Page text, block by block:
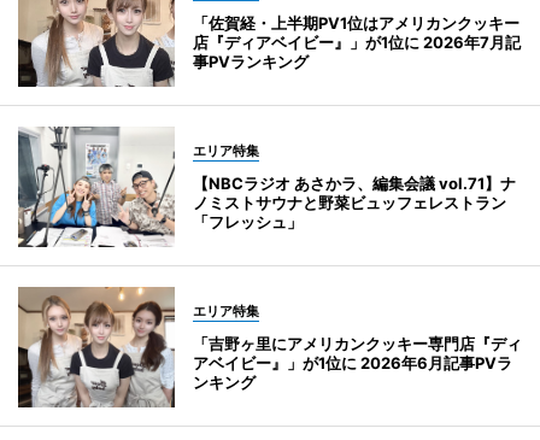
「佐賀経・上半期PV1位はアメリカンクッキー
店『ディアベイビー』」が1位に 2026年7月記
事PVランキング
エリア特集
【NBCラジオ あさかラ、編集会議 vol.71】ナ
ノミストサウナと野菜ビュッフェレストラン
「フレッシュ」
エリア特集
「吉野ヶ里にアメリカンクッキー専門店『ディ
アベイビー』」が1位に 2026年6月記事PVラ
ンキング